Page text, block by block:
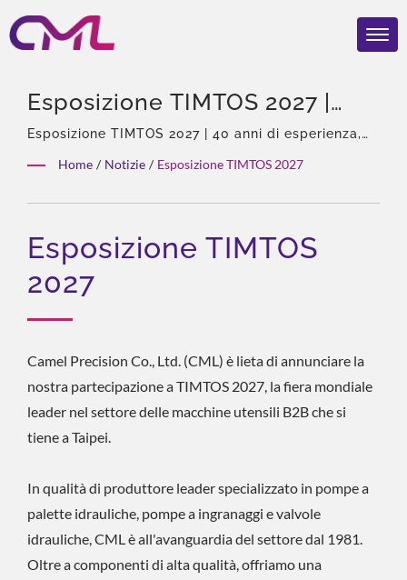
Esposizione TIMTOS 2027 |
CML: Fabbricante Di Pompe
Idrauliche Certificato ISO 9001
& CE – Qualità Premiato
Esposizione TIMTOS 2027 | 40 anni di esperienza,
Home / Notizie / Esposizione TIMTOS 2027
Esposizione TIMTOS
2027
Camel Precision Co., Ltd. (CML) è lieta di annunciare la
nostra partecipazione a TIMTOS 2027, la fiera mondiale
leader nel settore delle macchine utensili B2B che si
tiene a Taipei.
In qualità di produttore leader specializzato in pompe a
palette idrauliche, pompe a ingranaggi e valvole
idrauliche, CML è all'avanguardia del settore dal 1981.
Oltre a componenti di alta qualità, offriamo una